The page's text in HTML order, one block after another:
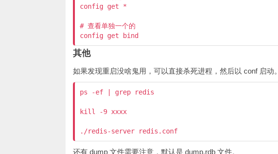
config get *
# 查看单独一个的
其他
如果发现重启没啥鬼用，可以直接杀死进程，然后以 conf 启动。
ps -ef | grep redis
kill -9 xxxx
还有 dump 文件需要注意，默认是 dump.rdb 文件。